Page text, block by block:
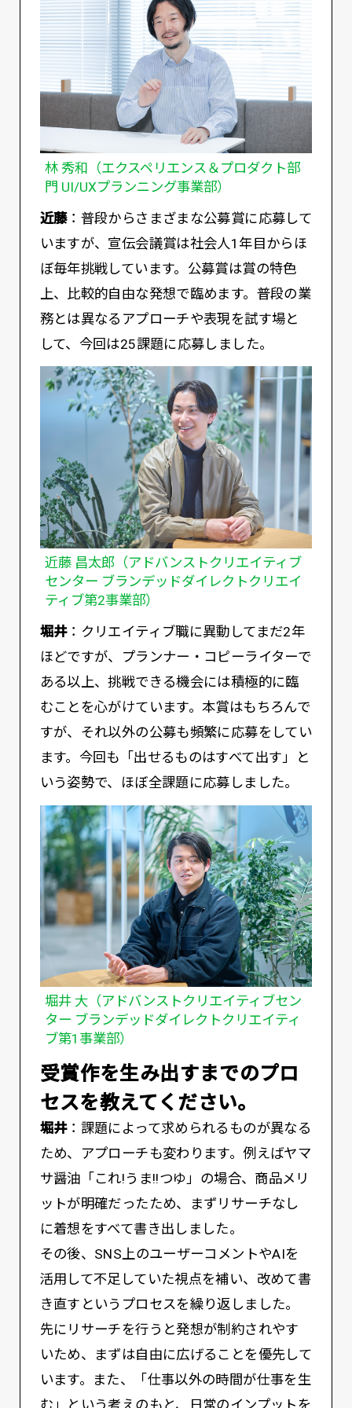
林 秀和（エクスペリエンス＆プロダクト部
門 UI/UXプランニング事業部）
近藤：普段からさまざまな公募賞に応募して
いますが、宣伝会議賞は社会人1年目からほ
ぼ毎年挑戦しています。公募賞は賞の特色
上、比較的自由な発想で臨めます。普段の業
務とは異なるアプローチや表現を試す場と
して、今回は25課題に応募しました。
近藤 昌太郎（アドバンストクリエイティブ
センター ブランデッドダイレクトクリエイ
ティブ第2事業部）
堀井：クリエイティブ職に異動してまだ2年
ほどですが、プランナー・コピーライターで
ある以上、挑戦できる機会には積極的に臨
むことを心がけています。本賞はもちろんで
すが、それ以外の公募も頻繁に応募をしてい
ます。今回も「出せるものはすべて出す」と
いう姿勢で、ほぼ全課題に応募しました。
堀井 大（アドバンストクリエイティブセン
ター ブランデッドダイレクトクリエイティ
ブ第1事業部）
――受賞作を生み出すまでのプロ
セスを教えてください。
堀井：課題によって求められるものが異なる
ため、アプローチも変わります。例えばヤマ
サ醤油「これ!うま!!つゆ」の場合、商品メリ
ットが明確だったため、まずリサーチなし
に着想をすべて書き出しました。
その後、SNS上のユーザーコメントやAIを
活用して不足していた視点を補い、改めて書
き直すというプロセスを繰り返しました。
先にリサーチを行うと発想が制約されやす
いため、まずは自由に広げることを優先して
います。また、「仕事以外の時間が仕事を生